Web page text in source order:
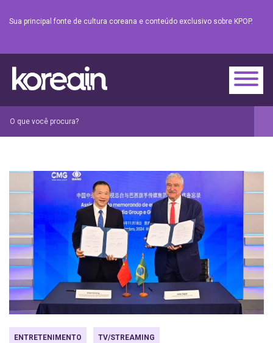
Sua principal fonte de cultura coreana e conteúdo exclusivo sobre KPOP.
ENTRETENIMENTO TV/STREAMING